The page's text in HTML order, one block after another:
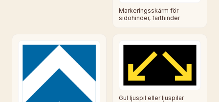
Markeringsskärm för
sidohinder, farthinder
Gul ljuspil eller ljuspilar